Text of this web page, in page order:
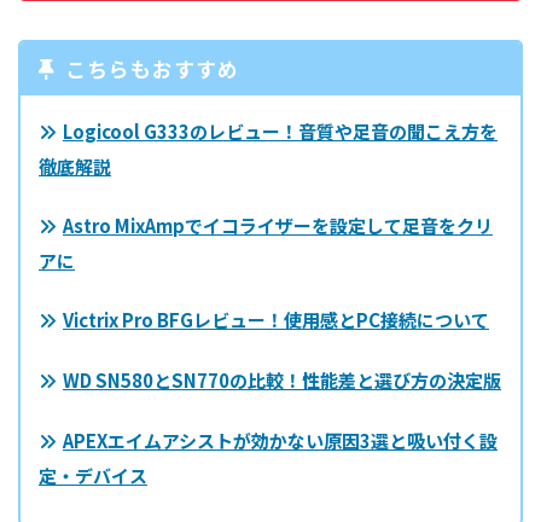
こちらもおすすめ
Logicool G333のレビュー！音質や足音の聞こえ方を
徹底解説
Astro MixAmpでイコライザーを設定して足音をクリ
アに
Victrix Pro BFGレビュー！使用感とPC接続について
WD SN580とSN770の比較！性能差と選び方の決定版
APEXエイムアシストが効かない原因3選と吸い付く設
定・デバイス